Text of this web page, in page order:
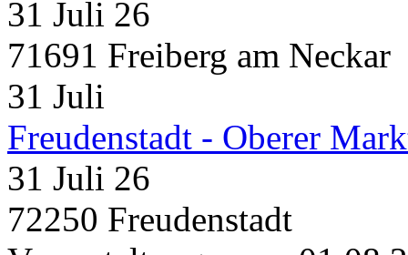
31 Juli 26
71691 Freiberg am Neckar
31 Juli
Freudenstadt - Oberer
31 Juli 26
72250 Freudenstadt